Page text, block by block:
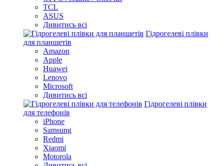
TCL
ASUS
Дивитись всі
Гідрогелеві плівки
для планшетів
Amazon
Apple
Huawei
Lenovo
Microsoft
Дивитись всі
Гідрогелеві плівки
для телефонів
iPhone
Samsung
Redmi
Xiaomi
Motorola